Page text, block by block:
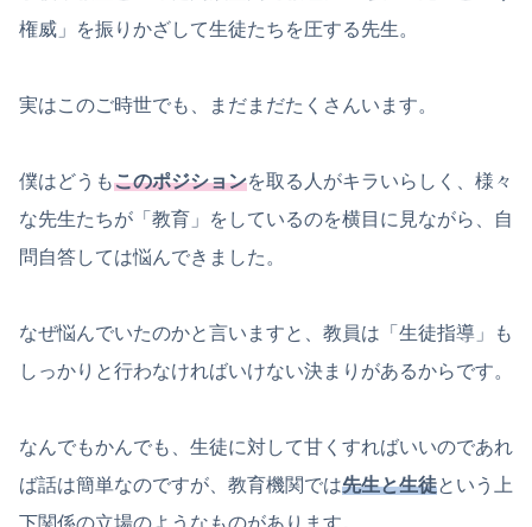
権威」を振りかざして生徒たちを圧する先生。
実はこのご時世でも、まだまだたくさんいます。
僕はどうもこのポジションを取る人がキラいらしく、様々
な先生たちが「教育」をしているのを横目に見ながら、自
問自答しては悩んできました。
なぜ悩んでいたのかと言いますと、教員は「生徒指導」も
しっかりと行わなければいけない決まりがあるからです。
なんでもかんでも、生徒に対して甘くすればいいのであれ
ば話は簡単なのですが、教育機関では先生と生徒という上
下関係の立場のようなものがあります。